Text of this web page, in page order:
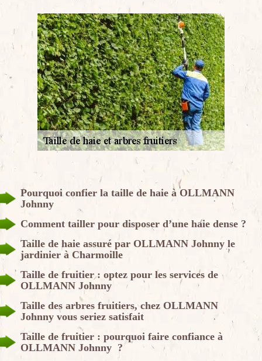
Pourquoi confier la taille de haie à OLLMANN
Johnny
Comment tailler pour disposer d’une haie dense ?
Taille de haie assuré par OLLMANN Johnny le
jardinier à Charmoille
Taille de fruitier : optez pour les services de
OLLMANN Johnny
Taille des arbres fruitiers, chez OLLMANN
Johnny vous seriez satisfait
Taille de fruitier : pourquoi faire confiance à
OLLMANN Johnny ?